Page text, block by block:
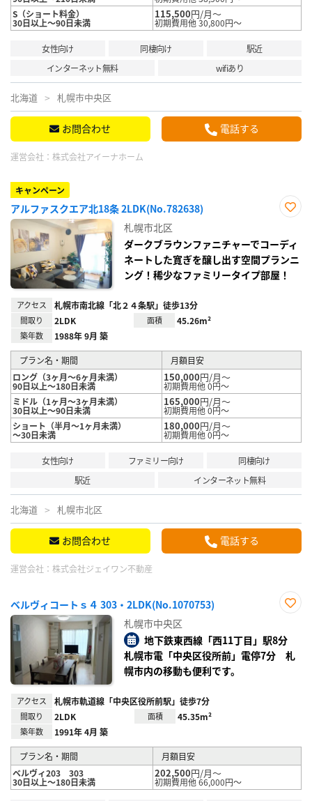
S（ショート料金）
30日以上～90日未満
115,500円/月～
初期費用他 30,800円～
女性向け 同棲向け
駅近
インターネット無料
wifiあり
北海道 札幌市中央区
お問合わせ 電話する
運営会社： 株式会社アイーナホーム
キャンペーン
アルファスクエア北18条 2LDK(No.782638)
り登
録
札幌市北区
ダークブラウンファニチャーでコーディ
ネートした寛ぎを醸し出す空間プランニ
ング！稀少なファミリータイプ部屋！
アクセス 札幌市南北線「北２４条駅」徒歩13分
間取り 2LDK 面積 45.26m²
築年数 1988年 9月 築
プラン名・期間
月額目安
ロング（3ヶ月～6ヶ月未満）
90日以上～180日未満
150,000円/月～
初期費用他 0円～
ミドル（1ヶ月～3ヶ月未満）
30日以上～90日未満
165,000円/月～
初期費用他 0円～
ショート（半月～1ヶ月未満）
～30日未満
180,000円/月～
初期費用他 0円～
女性向け ファミリー向け
同棲向け
駅近
インターネット無料
北海道 札幌市北区
お問合わせ 電話する
運営会社： 株式会社ジェイワン不動産
ベルヴィコートｓ４ 303・2LDK(No.1070753)
り登
録
札幌市中央区
地下鉄東西線「西11丁目」駅8分
札幌市電「中央区役所前」電停7分 札
幌市内の移動も便利です。
アクセス 札幌市軌道線「中央区役所前駅」徒歩7分
間取り 2LDK 面積 45.35m²
築年数 1991年 4月 築
プラン名・期間
月額目安
ベルヴィ203 303
30日以上～180日未満
202,500円/月～
初期費用他 66,000円～